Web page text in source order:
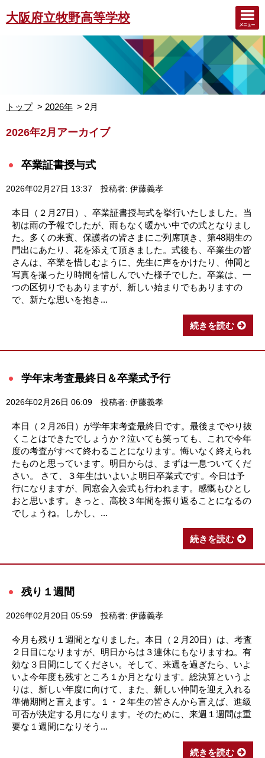
大阪府立牧野高等学校
トップ 2026年 2月
2026年2月アーカイブ
卒業証書授与式
2026年02月27日 13:37 投稿者: 伊藤義孝
本日（２月27日）、卒業証書授与式を挙行いたしました。当
初は雨の予報でしたが、雨もなく暖かい中での式となりまし
た。多くの来賓、保護者の皆さまにご列席頂き、第48期生の
門出にあたり、花を添えて頂きました。式後も、卒業生の皆
さんは、卒業を惜しむように、先生に声をかけたり、仲間と
写真を撮ったり時間を惜しんでいた様子でした。卒業は、一
つの区切りでもありますが、新しい始まりでもありますの
で、新たな思いを抱き...
続きを読む
学年末考査最終日＆卒業式予行
2026年02月26日 06:09 投稿者: 伊藤義孝
本日（２月26日）が学年末考査最終日です。最後までやり抜
くことはできたでしょうか？泣いても笑っても、これで今年
度の考査がすべて終わることになります。悔いなく終えられ
たものと思っています。明日からは、まずは一息ついてくだ
さい。 さて、３年生はいよいよ明日卒業式です。今日は予
行になりますが、同窓会入会式も行われます。感慨もひとし
おと思います。きっと、高校３年間を振り返ることになるの
でしょうね。しかし、...
続きを読む
残り１週間
2026年02月20日 05:59 投稿者: 伊藤義孝
今月も残り１週間となりました。本日（２月20日）は、考査
２日目になりますが、明日からは３連休にもなりますね。有
効な３日間にしてください。そして、来週を過ぎたら、いよ
いよ今年度も残すところ１か月となります。総決算というよ
りは、新しい年度に向けて、また、新しい仲間を迎え入れる
準備期間と言えます。１・２年生の皆さんから言えば、進級
可否が決定する月になります。そのために、来週１週間は重
要な１週間になりそう...
続きを読む